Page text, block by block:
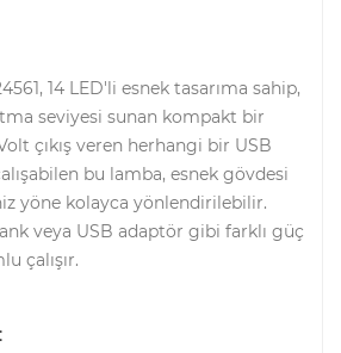
14 LED'li esnek tasarıma sahip,
seviyesi sunan kompakt bir
çıkış veren herhangi bir USB
bu lamba, esnek gövdesi
yöne kolayca yönlendirilebilir.
veya USB adaptör gibi farklı güç
çalışır.